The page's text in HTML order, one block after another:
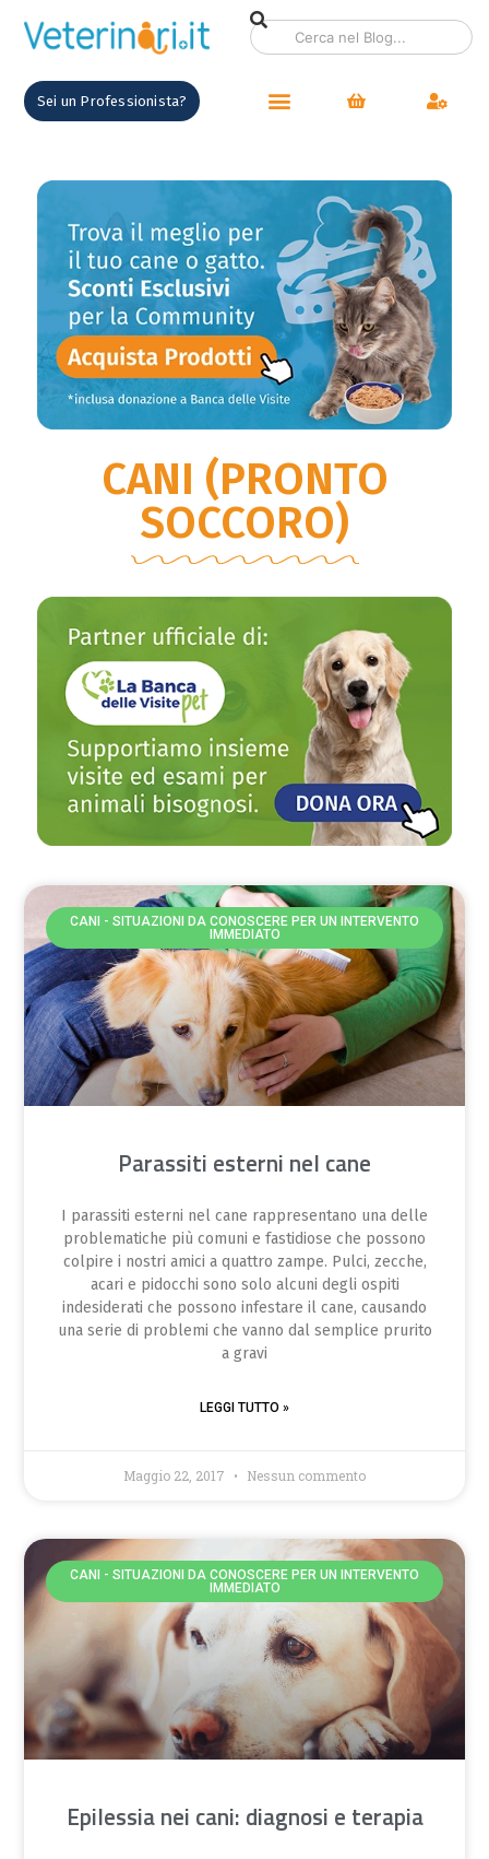
Sei un Professionista?
CANI (PRONTO
SOCCORO)
CANI - SITUAZIONI DA CONOSCERE PER UN INTERVENTO
IMMEDIATO
Parassiti esterni nel cane
I parassiti esterni nel cane rappresentano una delle
problematiche più comuni e fastidiose che possono
colpire i nostri amici a quattro zampe. Pulci, zecche,
acari e pidocchi sono solo alcuni degli ospiti
indesiderati che possono infestare il cane, causando
una serie di problemi che vanno dal semplice prurito
a gravi
LEGGI TUTTO »
Maggio 22, 2017 Nessun commento
CANI - SITUAZIONI DA CONOSCERE PER UN INTERVENTO
IMMEDIATO
Epilessia nei cani: diagnosi e terapia